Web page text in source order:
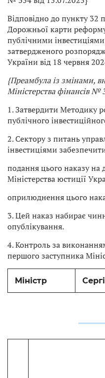
Відповідно до пункту 32
Дорожньої карти
публічними
затвердженого
України від 18 червня
{Преамбула із змінами,
Міністерства фінансів №
1. Затвердити Методику
публічного
2. Сектору з питань
інвестиціями
подання цього наказу на
Міністерства юстиції
оприлюднення цього
3. Цей наказ набирає
опублікування.
4. Контроль за
першого заступника
Міністр